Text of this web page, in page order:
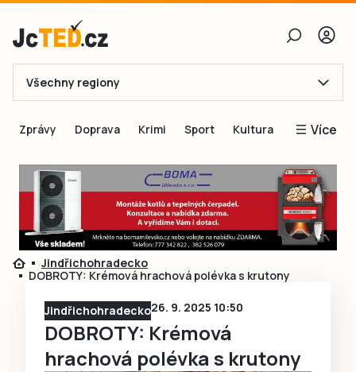
E-mail
Obnovit heslo
Přihlásit se
Přihlásit se přes Facebook
Ještě nemám účet, chci seRegistrovat
Všechny regiony
Zprávy Doprava Krimi Sport Kultura Více
Blogy
Inspirace
Čtenáři píší
Speciální přílohy
Jindřichohradecko
DOBROTY: Krémová hrachová polévka s krutony
Jindřichohradecko26. 9. 2025 10:50
DOBROTY: Krémová
hrachová polévka s krutony